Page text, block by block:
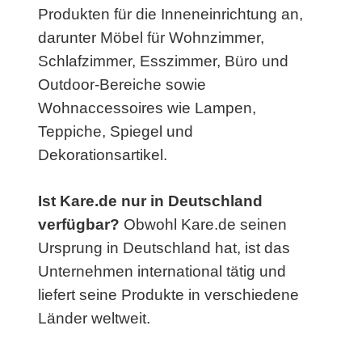
Produkten für die Inneneinrichtung an,
darunter Möbel für Wohnzimmer,
Schlafzimmer, Esszimmer, Büro und
Outdoor-Bereiche sowie
Wohnaccessoires wie Lampen,
Teppiche, Spiegel und
Dekorationsartikel.
Ist Kare.de nur in Deutschland
verfügbar? Obwohl Kare.de seinen
Ursprung in Deutschland hat, ist das
Unternehmen international tätig und
liefert seine Produkte in verschiedene
Länder weltweit.